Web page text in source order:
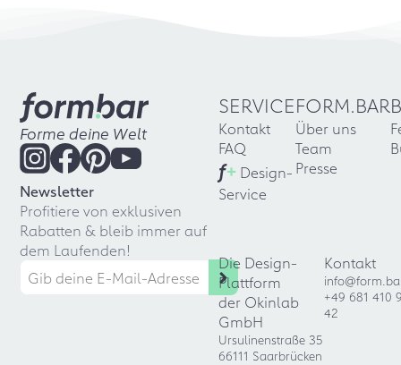
Forme deine Welt
Newsletter
Profitiere von exklusiven
Rabatten & bleib immer auf
dem Laufenden!
SERVICE
Kontakt
FAQ
f+ Design-
Service
FORM.BAR
Über uns
Team
Presse
Die Design-
Plattform
der Okinlab
GmbH
Ursulinenstraße 35
66111 Saarbrücken
Kontakt
+49 681 410
42